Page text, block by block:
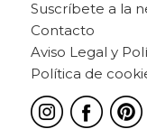
Suscríbete a la
Contacto
Aviso Legal y
Política de